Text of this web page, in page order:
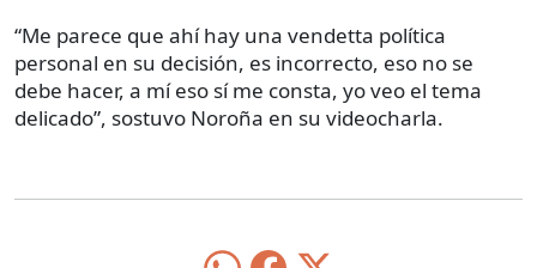
“Me parece que ahí hay una vendetta política
personal en su decisión, es incorrecto, eso no se
debe hacer, a mí eso sí me consta, yo veo el tema
delicado”, sostuvo Noroña en su videocharla.